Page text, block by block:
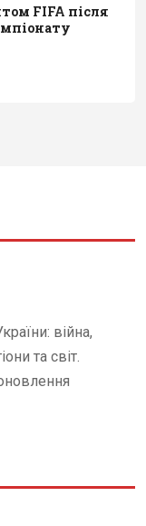
FIFA після
війна,
та світ.